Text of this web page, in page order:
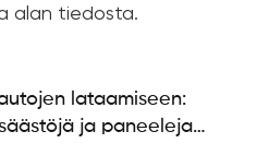
alan tiedosta.
lataamiseen:
ja paneeleja